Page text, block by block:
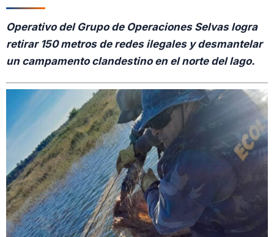
Operativo del Grupo de Operaciones Selvas logra
retirar 150 metros de redes ilegales y desmantelar
un campamento clandestino en el norte del lago.